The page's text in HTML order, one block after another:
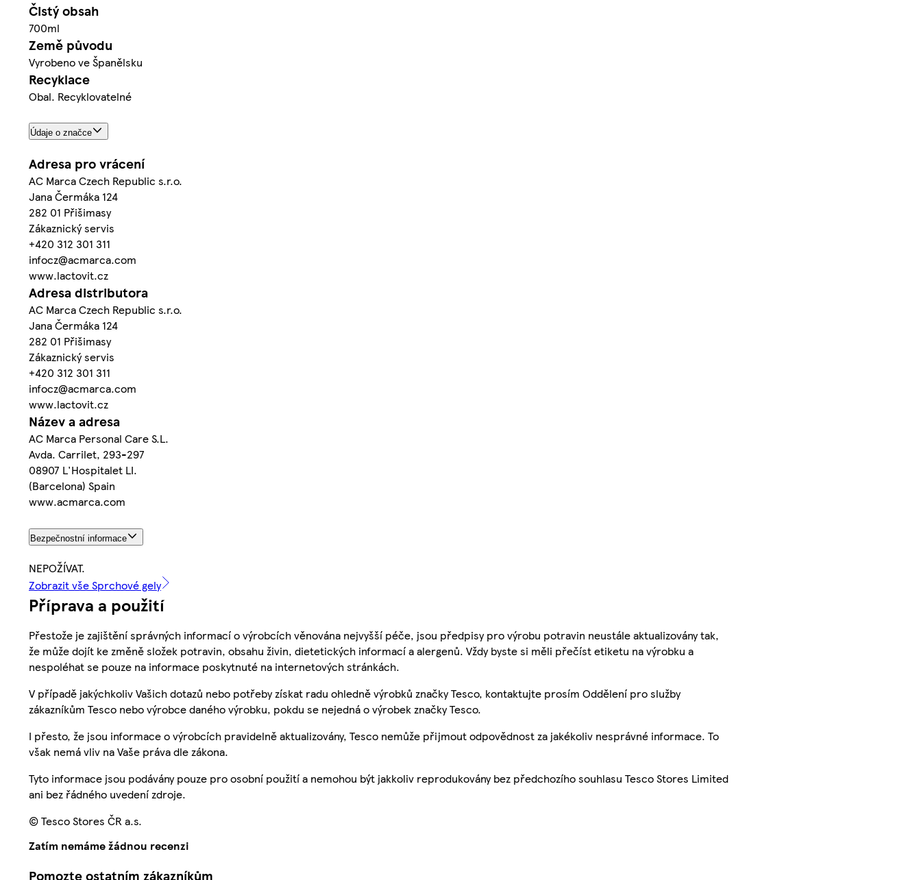
Čistý obsah
700ml
Země původu
Vyrobeno ve Španělsku
Recyklace
Obal. Recyklovatelné
Údaje o značce
Adresa pro vrácení
AC Marca Czech Republic s.r.o.
Jana Čermáka 124
282 01 Přišimasy
Zákaznický servis
+420 312 301 311
infocz@acmarca.com
www.lactovit.cz
Adresa distributora
AC Marca Czech Republic s.r.o.
Jana Čermáka 124
282 01 Přišimasy
Zákaznický servis
+420 312 301 311
infocz@acmarca.com
www.lactovit.cz
Název a adresa
AC Marca Personal Care S.L.
Avda. Carrilet, 293-297
08907 L'Hospitalet LI.
(Barcelona) Spain
www.acmarca.com
Bezpečnostní informace
NEPOŽÍVAT.
Zobrazit vše Sprchové gely
Příprava a použití
Přestože je zajištění správných informací o výrobcích věnována nejvyšší péče, jsou předpisy pro výrobu potravin neustále aktualizovány tak,
že může dojít ke změně složek potravin, obsahu živin, dietetických informací a alergenů. Vždy byste si měli přečíst etiketu na výrobku a
nespoléhat se pouze na informace poskytnuté na internetových stránkách.
V případě jakýchkoliv Vašich dotazů nebo potřeby získat radu ohledně výrobků značky Tesco, kontaktujte prosím Oddělení pro služby
zákazníkům Tesco nebo výrobce daného výrobku, pokdu se nejedná o výrobek značky Tesco.
I přesto, že jsou informace o výrobcích pravidelně aktualizovány, Tesco nemůže přijmout odpovědnost za jakékoliv nesprávné informace. To
však nemá vliv na Vaše práva dle zákona.
Tyto informace jsou podávány pouze pro osobní použití a nemohou být jakkoliv reprodukovány bez předchozího souhlasu Tesco Stores Limited
ani bez řádného uvedení zdroje.
© Tesco Stores ČR a.s.
Zatím nemáme žádnou recenzi
Pomozte ostatním zákazníkům